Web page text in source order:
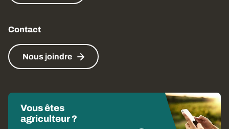
Contact
Nous joindre
Vous êtes
agriculteur ?